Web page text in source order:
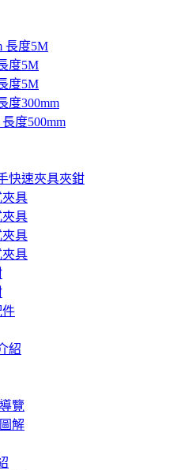
長度5M
度5M
度5M
度300mm
度500mm
快速夾具夾鉗
夾具
夾具
夾具
夾具
件
紹
覽
解